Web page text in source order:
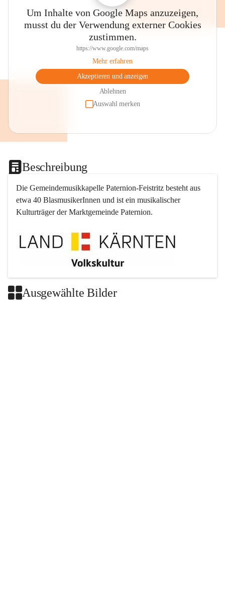
Um Inhalte von Google Maps anzuzeigen,
musst du der Verwendung externer Cookies
zustimmen.
https://www.google.com/maps
Mehr erfahren
Akzeptieren und anzeigen
Ablehnen
Auswahl merken
Beschreibung
Die Gemeindemusikkapelle Paternion-Feistritz besteht aus
etwa 40 BlasmusikerInnen und ist ein musikalischer
Kulturträger der Marktgemeinde Paternion.
Ausgewählte Bilder